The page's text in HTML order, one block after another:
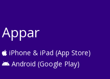
Appar
iPhone & iPad (App Store)
Android (Google Play)